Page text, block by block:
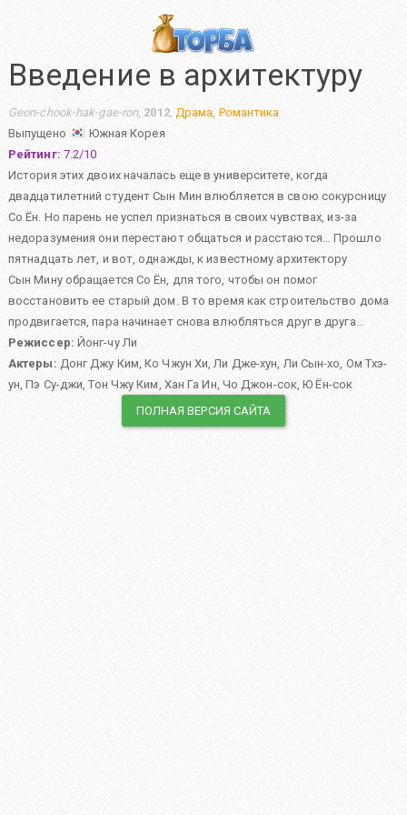
Введение в архитектуру
Geon-chook-hak-gae-ron, 2012, Драма, Романтика
Выпущено
Южная Корея
Рейтинг: 7.2/10
История этих двоих началась еще в университете, когда
двадцатилетний студент Сын Мин влюбляется в свою сокурсницу
Со Ён. Но парень не успел признаться в своих чувствах, из-за
недоразумения они перестают общаться и расстаются… Прошло
пятнадцать лет, и вот, однажды, к известному архитектору
Сын Мину обращается Со Ён, для того, чтобы он помог
восстановить ее старый дом. В то время как строительство дома
продвигается, пара начинает снова влюбляться друг в друга…
Режиссер: Йонг-чу Ли
Актеры: Донг Джу Ким,Ко Чжун Хи,Ли Дже-хун,Ли Сын-хо, Ом Тхэ-
ун,Пэ Су-джи,Тон Чжу Ким, Хан Га Ин, Чо Джон-сок,Ю Ён-сок
ПОЛНАЯ ВЕРСИЯ САЙТА